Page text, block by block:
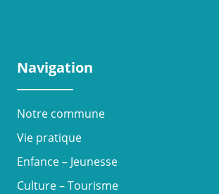
Navigation
Notre commune
Vie pratique
Enfance – Jeunesse
Culture – Tourisme